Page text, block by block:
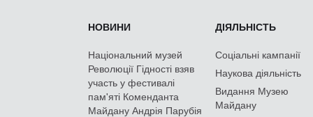
НОВИНИ
Національний музей
Революції Гідності взяв
участь у фестивалі
пам'яті Коменданта
Майдану Андрія Парубія
ДІЯЛЬНІСТЬ
Соціальні кампанії
Наукова діяльність
Видання Музею
Майдану